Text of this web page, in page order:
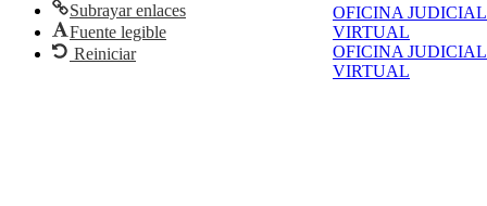
OFICINA JUDICIAL
VIRTUAL
OFICINA JUDICIAL
VIRTUAL
Subrayar enlaces
Fuente legible
Reiniciar